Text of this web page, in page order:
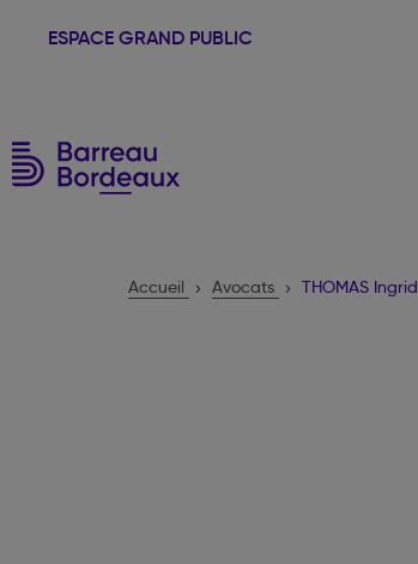
ESPACE GRAND PUBLIC
Accueil Avocats THOMAS Ingrid